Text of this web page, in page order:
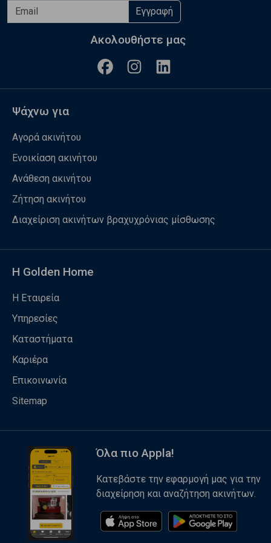
Εγγραφή
Ακολουθήστε μας
Ψάχνω για
Αγορά ακινήτου
Ενοικίαση ακινήτου
Ανάθεση ακινήτου
Ζήτηση ακινήτου
Διαχείριση ακινήτων βραχυχρόνιας μίσθωσης
Η Golden Home
Η Εταιρεία
Υπηρεσίες
Καταστήματα
Καριέρα
Επικοινωνία
Sitemap
Όλα πιο Appla!
Κατεβάστε την εφαρμογή μας για την
διαχείρηση και αναζήτηση ακινήτων.